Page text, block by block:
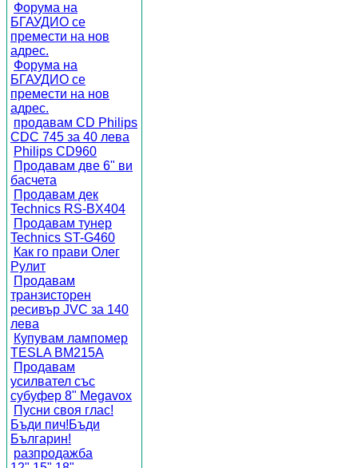
Форума на
БГАУДИО се
премести на нов
адрес.
Форума на
БГАУДИО се
премести на нов
адрес.
продавам CD Philips
CDC 745 за 40 лева
Philips CD960
Продавам две 6" ви
басчета
Продавам дек
Technics RS-BX404
Продавам тунер
Technics ST-G460
Как го прави Олег
Рулит
Продавам
транзисторен
ресивър JVC за 140
лева
Купувам лампомер
TESLA BM215A
Продавам
усилвател със
субуфер 8" Megavox
Пусни своя глас!
Бъди пич!Бъди
Българин!
разпродажба